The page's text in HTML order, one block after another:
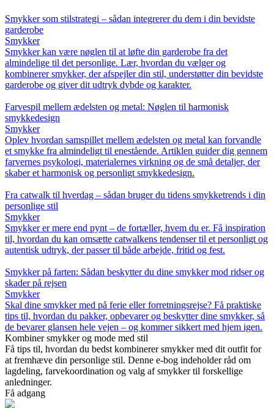
Smykker som stilstrategi – sådan integrerer du dem i din bevidste
garderobe
Smykker
Smykker kan være nøglen til at løfte din garderobe fra det
almindelige til det personlige. Lær, hvordan du vælger og
kombinerer smykker, der afspejler din stil, understøtter din bevidste
garderobe og giver dit udtryk dybde og karakter.
Farvespil mellem ædelsten og metal: Nøglen til harmonisk
smykkedesign
Smykker
Oplev hvordan samspillet mellem ædelsten og metal kan forvandle
et smykke fra almindeligt til enestående. Artiklen guider dig gennem
farvernes psykologi, materialernes virkning og de små detaljer, der
skaber et harmonisk og personligt smykkedesign.
Fra catwalk til hverdag – sådan bruger du tidens smykketrends i din
personlige stil
Smykker
Smykker er mere end pynt – de fortæller, hvem du er. Få inspiration
til, hvordan du kan omsætte catwalkens tendenser til et personligt og
autentisk udtryk, der passer til både arbejde, fritid og fest.
Smykker på farten: Sådan beskytter du dine smykker mod ridser og
skader på rejsen
Smykker
Skal dine smykker med på ferie eller forretningsrejse? Få praktiske
tips til, hvordan du pakker, opbevarer og beskytter dine smykker, så
de bevarer glansen hele vejen – og kommer sikkert med hjem igen.
Kombiner smykker og mode med stil
Få tips til, hvordan du bedst kombinerer smykker med dit outfit for
at fremhæve din personlige stil. Denne e-bog indeholder råd om
lagdeling, farvekoordination og valg af smykker til forskellige
anledninger.
Få adgang